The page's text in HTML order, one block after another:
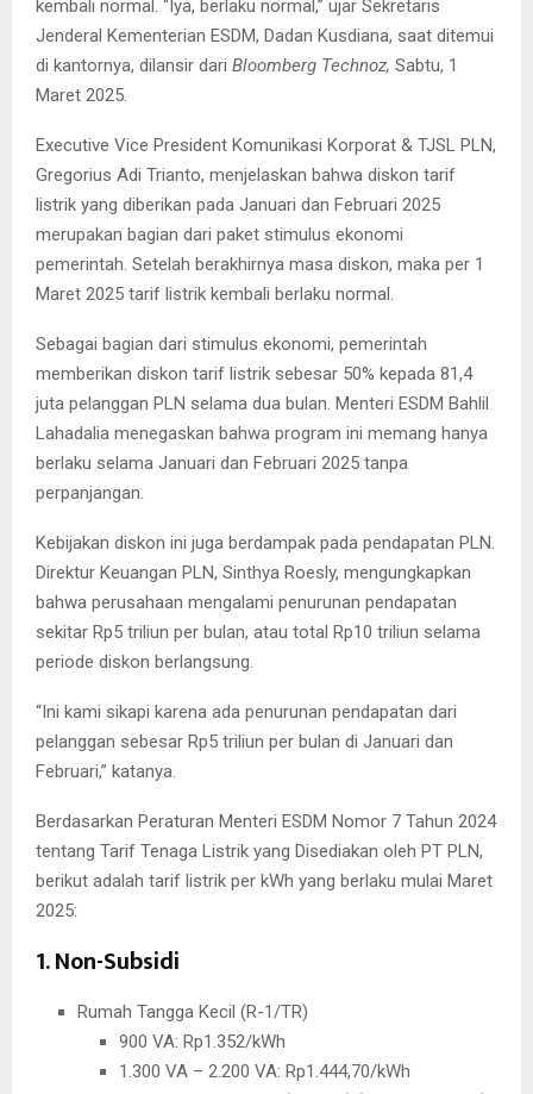
kembali normal. “Iya, berlaku normal,” ujar Sekretaris
Jenderal Kementerian ESDM, Dadan Kusdiana, saat ditemui
di kantornya, dilansir dari Bloomberg Technoz, Sabtu, 1
Maret 2025.
Executive Vice President Komunikasi Korporat & TJSL PLN,
Gregorius Adi Trianto, menjelaskan bahwa diskon tarif
listrik yang diberikan pada Januari dan Februari 2025
merupakan bagian dari paket stimulus ekonomi
pemerintah. Setelah berakhirnya masa diskon, maka per 1
Maret 2025 tarif listrik kembali berlaku normal.
Sebagai bagian dari stimulus ekonomi, pemerintah
memberikan diskon tarif listrik sebesar 50% kepada 81,4
juta pelanggan PLN selama dua bulan. Menteri ESDM Bahlil
Lahadalia menegaskan bahwa program ini memang hanya
berlaku selama Januari dan Februari 2025 tanpa
perpanjangan.
Kebijakan diskon ini juga berdampak pada pendapatan PLN.
Direktur Keuangan PLN, Sinthya Roesly, mengungkapkan
bahwa perusahaan mengalami penurunan pendapatan
sekitar Rp5 triliun per bulan, atau total Rp10 triliun selama
periode diskon berlangsung.
“Ini kami sikapi karena ada penurunan pendapatan dari
pelanggan sebesar Rp5 triliun per bulan di Januari dan
Februari,” katanya.
Berdasarkan Peraturan Menteri ESDM Nomor 7 Tahun 2024
tentang Tarif Tenaga Listrik yang Disediakan oleh PT PLN,
berikut adalah tarif listrik per kWh yang berlaku mulai Maret
2025:
1. Non-Subsidi
Rumah Tangga Kecil (R-1/TR)
900 VA: Rp1.352/kWh
1.300 VA – 2.200 VA: Rp1.444,70/kWh